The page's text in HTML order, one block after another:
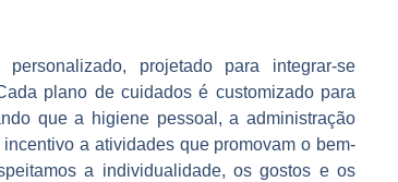
projetado para integrar-se
plano de cuidados é customizado para
que a higiene pessoal, a administração
a atividades que promovam o bem-
a individualidade, os gostos e os